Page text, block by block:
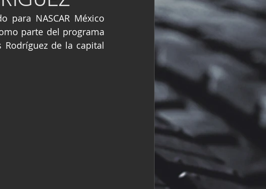
para NASCAR México
parte del programa
Rodríguez de la capital